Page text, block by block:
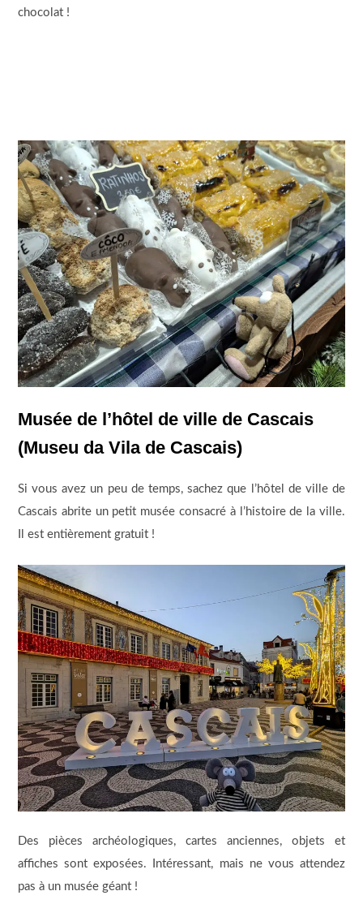
chocolat !
Musée de l’hôtel de ville de Cascais
(Museu da Vila de Cascais)
Si vous avez un peu de temps, sachez que l’hôtel de ville de
Cascais abrite un petit musée consacré à l’histoire de la ville.
Il est entièrement gratuit !
Des pièces archéologiques, cartes anciennes, objets et
affiches sont exposées. Intéressant, mais ne vous attendez
pas à un musée géant !